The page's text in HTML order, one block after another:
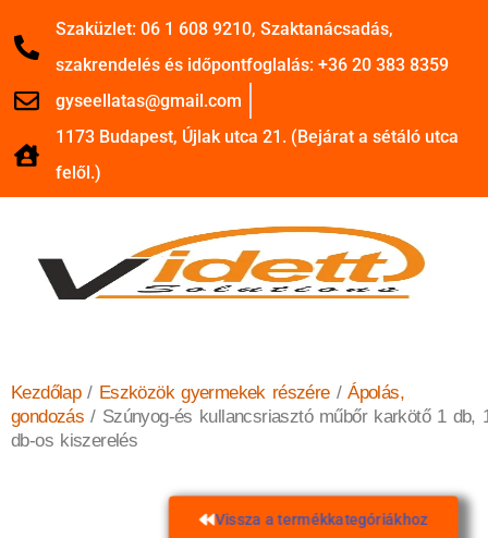
Szaküzlet: 06 1 608 9210, Szaktanácsadás,
szakrendelés és időpontfoglalás: +36 20 383 8359
gyseellatas@gmail.com
1173 Budapest, Újlak utca 21. (Bejárat a sétáló utca
felől.)
Kezdőlap/ Eszközök gyermekek részére/Ápolás,
gondozás / Szúnyog-és kullancsriasztó műbőr karkötő 1 db,
db-os kiszerelés
Vissza a termékkategóriákhoz